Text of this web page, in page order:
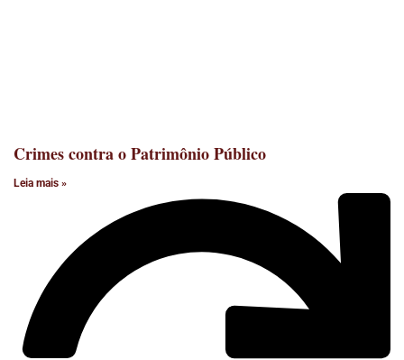
Crimes contra o Patrimônio Público
Leia mais »